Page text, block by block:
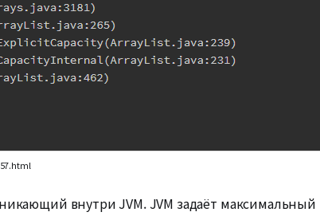
внутри JVM. JVM задаёт максимальный